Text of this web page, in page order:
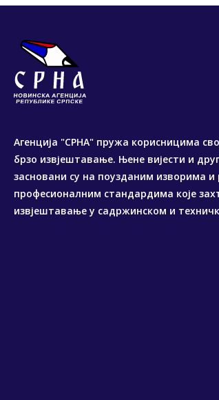
Агенција "СРНА" пружа корисницима
брзо извјештавање. Њене вијести и
засновани су на поузданим изворима и
професионалним стандардима које
извјештавање у садржинском и